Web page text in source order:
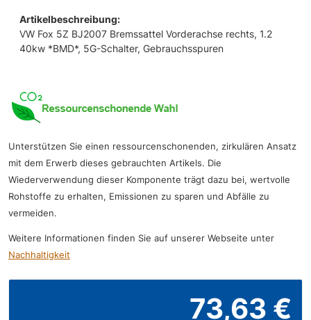
Artikelbeschreibung:
VW Fox 5Z BJ2007 Bremssattel Vorderachse rechts, 1.2
40kw *BMD*, 5G-Schalter, Gebrauchsspuren
Unterstützen Sie einen ressourcenschonenden, zirkulären Ansatz
mit dem Erwerb dieses gebrauchten Artikels. Die
Wiederverwendung dieser Komponente trägt dazu bei, wertvolle
Rohstoffe zu erhalten, Emissionen zu sparen und Abfälle zu
vermeiden.
Weitere Informationen finden Sie auf unserer Webseite unter
Nachhaltigkeit
73,63 €